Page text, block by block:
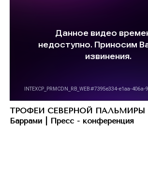
ТРОФЕИ СЕВЕРНОЙ ПАЛЬМИРЫ
Баррами | Пресс - конференция